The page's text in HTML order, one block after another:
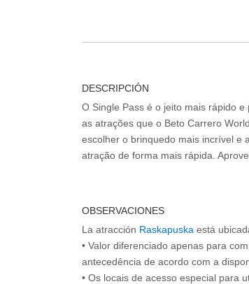
DESCRIPCIÓN
O Single Pass é o jeito mais rápido
as atrações que o Beto Carrero
escolher o brinquedo mais incrível e
atração de forma mais rápida.
OBSERVACIONES
La atracción Raskapuska está
• Valor diferenciado apenas para
antecedência de acordo com a
• Os locais de acesso especial para